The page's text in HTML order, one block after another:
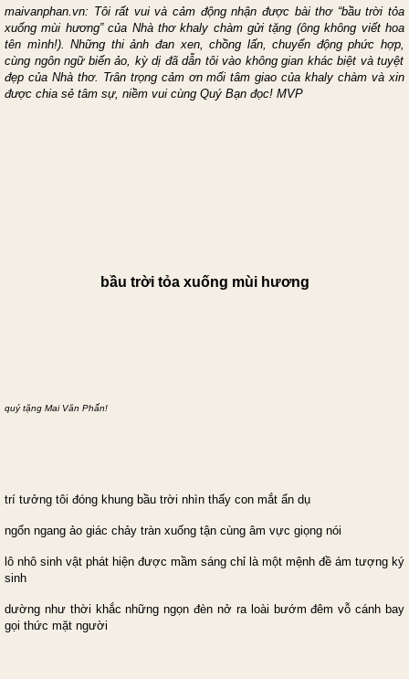
maivanphan.vn: Tôi rất vui vàcảm động nhận được bài thơ “bầu trời tỏa
xuống mùi hương” của Nhà thơ khaly chàm gửi tặng (ông không viết hoa
tên mình!). Những thi ảnh đan xen,chồng lấn,chuyển động phức hợp
cùng ngôn ngữ biến ảo, kỳ dị đã dẫn tôi vào không gian khácbiệt và tuyệt
đẹp của Nhà thơ. Trân trọng cảm ơn mối tâm giao củakhaly chàm và xin
được chia sẻ tâm sự, niềm vui cùng Quý Bạn đọc! MVP
bầu trời tỏa xuống mùi hương
quý tặng Mai Văn Phấn!
trí tưởng tôi đóng khung bầu trời nhìn thấy con mắt ẩn dụ
ngổn ngang ảo giác chảy tràn xuống tận cùng âm vực giọng nói
lô nhô sinh vật phát hiện được mầm sáng chỉ là một mệnh đề ám tượng ký
sinh
dường như thời khắc những ngọn đèn nở ra loài bướm đêm vỗ cánh bay
gọi thức mặt người